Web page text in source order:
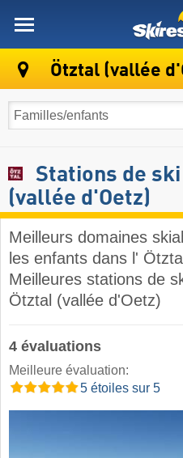
Ötztal (vallée
Stations de
(vallée d'Oetz)
Meilleurs domaines
les enfants dans l'
Meilleures stations de
Ötztal (vallée d'Oetz)
4 évaluations
Meilleure évaluation:
5 étoiles sur 5